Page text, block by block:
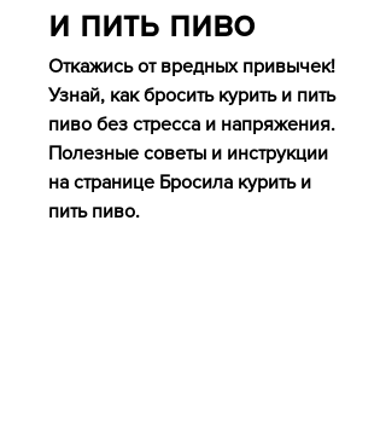
и пить пиво
Откажись от вредных привычек!
Узнай, как бросить курить и пить
пиво без стресса и напряжения.
Полезные советы и инструкции
на странице Бросила курить и
пить пиво.